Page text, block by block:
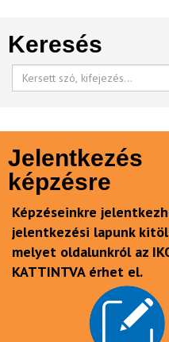
Keresés
Jelentkezés
képzésre
Képzéseinkre
jelentkezési lapunk
melyet oldalunkról az
KATTINTVA érhet el.